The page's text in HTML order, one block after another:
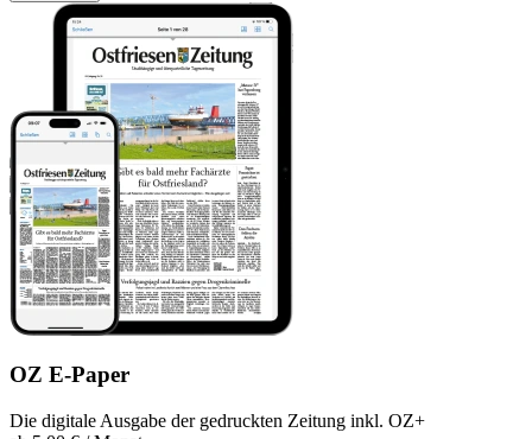
OZ E-Paper
Die digitale Ausgabe der gedruckten Zeitung inkl. OZ+